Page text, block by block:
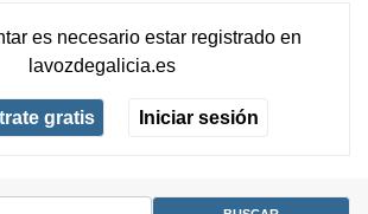
es necesario estar registradoen
lavozdegalicia.es
gratis Iniciar sesión